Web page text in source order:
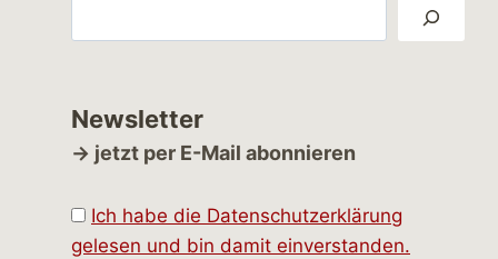
Newsletter
→ jetzt per E-Mail abonnieren
Ich habe die Datenschutzerklärung
gelesen und bin damit einverstanden.